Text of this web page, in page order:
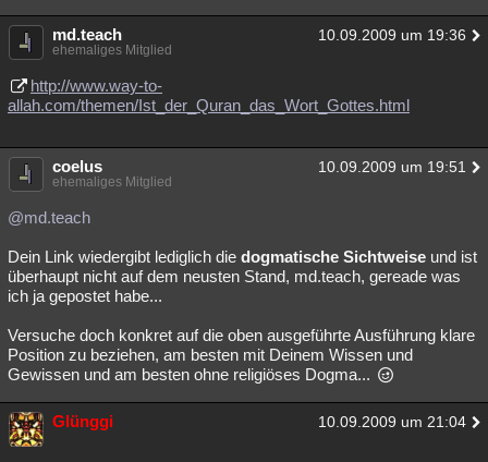
md.teach 10.09.2009 um 19:36
ehemaliges Mitglied
http://www.way-to-
allah.com/themen/Ist_der_Quran_das_Wort_Gottes.html
coelus 10.09.2009 um 19:51
ehemaliges Mitglied
@md.teach
Dein Link wiedergibt lediglich die dogmatische Sichtweise und ist
überhaupt nicht auf dem neusten Stand, md.teach, gereade was
ich ja gepostet habe...
Versuche doch konkret auf die oben ausgeführte Ausführung klare
Position zu beziehen, am besten mit Deinem Wissen und
Gewissen und am besten ohne religiöses Dogma...
Glünggi 10.09.2009 um 21:04